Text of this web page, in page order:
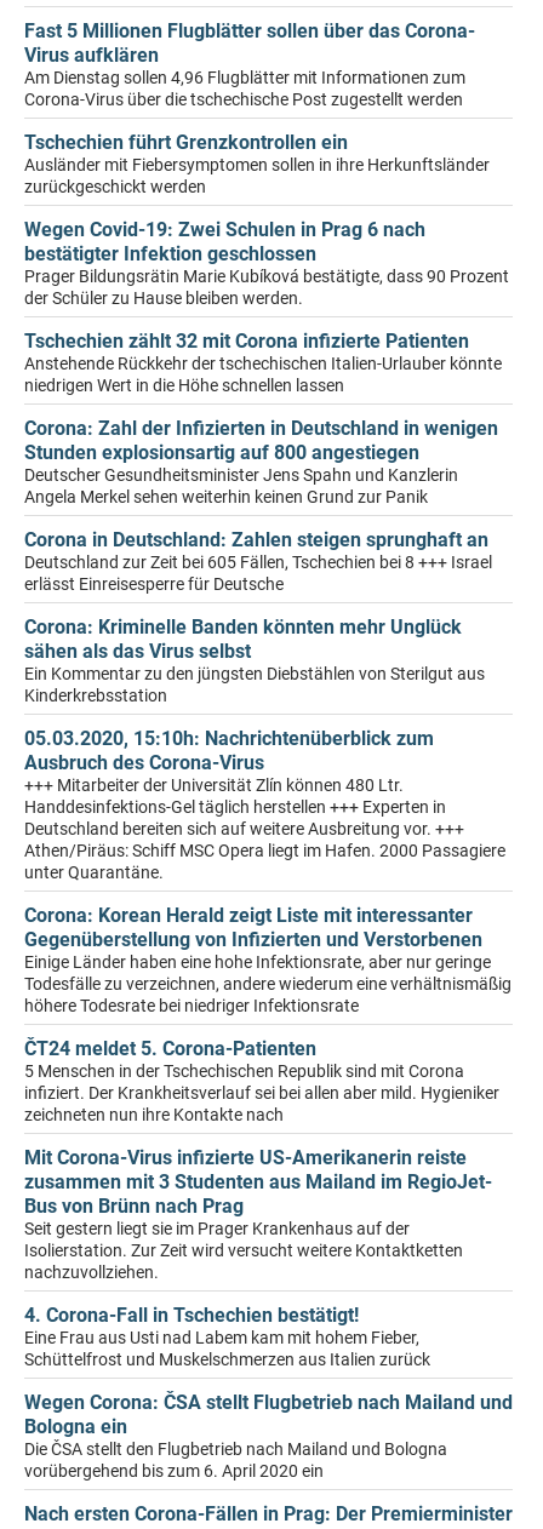
Fast 5 Millionen Flugblätter sollen über das Corona-
Virus aufklären
Am Dienstag sollen 4,96 Flugblätter mit Informationen zum
Corona-Virus über die tschechische Post zugestellt werden
Tschechien führt Grenzkontrollen ein
Ausländer mit Fiebersymptomen sollen in ihre Herkunftsländer
zurückgeschickt werden
Wegen Covid-19: Zwei Schulen in Prag 6 nach
bestätigter Infektion geschlossen
Prager Bildungsrätin Marie Kubíková bestätigte, dass 90 Prozent
der Schüler zu Hause bleiben werden.
Tschechien zählt 32 mit Corona infizierte Patienten
Anstehende Rückkehr der tschechischen Italien-Urlauber könnte
niedrigen Wert in die Höhe schnellen lassen
Corona: Zahl der Infizierten in Deutschland in wenigen
Stunden explosionsartig auf 800 angestiegen
Deutscher Gesundheitsminister Jens Spahn und Kanzlerin
Angela Merkel sehen weiterhin keinen Grund zur Panik
Corona in Deutschland: Zahlen steigen sprunghaft an
Deutschland zur Zeit bei 605 Fällen, Tschechien bei 8 +++ Israel
erlässt Einreisesperre für Deutsche
Corona: Kriminelle Banden könnten mehr Unglück
sähen als das Virus selbst
Ein Kommentar zu den jüngsten Diebstählen von Sterilgut aus
Kinderkrebsstation
05.03.2020, 15:10h: Nachrichtenüberblick zum
Ausbruch des Corona-Virus
+++ Mitarbeiter der Universität Zlín können 480 Ltr.
Handdesinfektions-Gel täglich herstellen +++ Experten in
Deutschland bereiten sich auf weitere Ausbreitung vor. +++
Athen/Piräus: Schiff MSC Opera liegt im Hafen. 2000 Passagiere
unter Quarantäne.
Corona: Korean Herald zeigt Liste mit interessanter
Gegenüberstellung von Infizierten und Verstorbenen
Einige Länder haben eine hohe Infektionsrate, aber nur geringe
Todesfälle zu verzeichnen, andere wiederum eine verhältnismäßig
höhere Todesrate bei niedriger Infektionsrate
ČT24 meldet 5. Corona-Patienten
5 Menschen in der Tschechischen Republik sind mit Corona
infiziert. Der Krankheitsverlauf sei bei allen aber mild. Hygieniker
zeichneten nun ihre Kontakte nach
Mit Corona-Virus infizierte US-Amerikanerin reiste
zusammen mit 3 Studenten aus Mailand im RegioJet-
Bus von Brünn nach Prag
Seit gestern liegt sie im Prager Krankenhaus auf der
Isolierstation. Zur Zeit wird versucht weitere Kontaktketten
nachzuvollziehen.
4. Corona-Fall in Tschechien bestätigt!
Eine Frau aus Usti nad Labem kam mit hohem Fieber,
Schüttelfrost und Muskelschmerzen aus Italien zurück
Wegen Corona: ČSA stellt Flugbetrieb nach Mailand und
Bologna ein
Die ČSA stellt den Flugbetrieb nach Mailand und Bologna
vorübergehend bis zum 6. April 2020 ein
Nach ersten Corona-Fällen in Prag: Der Premierminister